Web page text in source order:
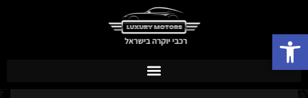
פתח סרגל נגישות